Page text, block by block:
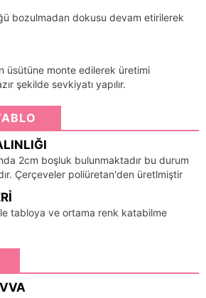
bozulmadan dokusu devam etirilerek
üsütüne monte edilerek üretimi
şekilde sevkiyatı yapılır.
2cm boşluk bulunmaktadır bu durum
Çerçeveler poliüretan'den üretlmiştir
tabloya ve ortama renk katabilme